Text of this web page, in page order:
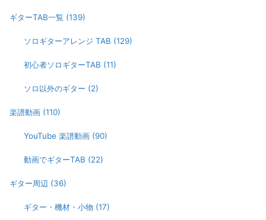
ギターTAB一覧 (139)
ソロギターアレンジ TAB (129)
初心者ソロギターTAB (11)
ソロ以外のギター (2)
楽譜動画 (110)
YouTube 楽譜動画 (90)
動画でギターTAB (22)
ギター周辺 (36)
ギター・機材・小物 (17)